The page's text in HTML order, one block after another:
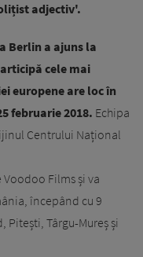
adjectiv'.
Berlin a ajuns la
cele mai
europene are loc în
februarie 2018. Echipa
Centrului Național
Films și va
începând cu 9
Pitești, Târgu-Mureș și